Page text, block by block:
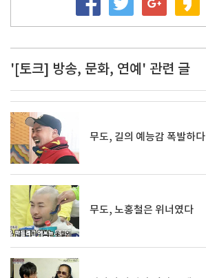
'[토크] 방송, 문화, 연예' 관련 글
무도, 길의 예능감 폭발하다
무도, 노홍철은 위너였다